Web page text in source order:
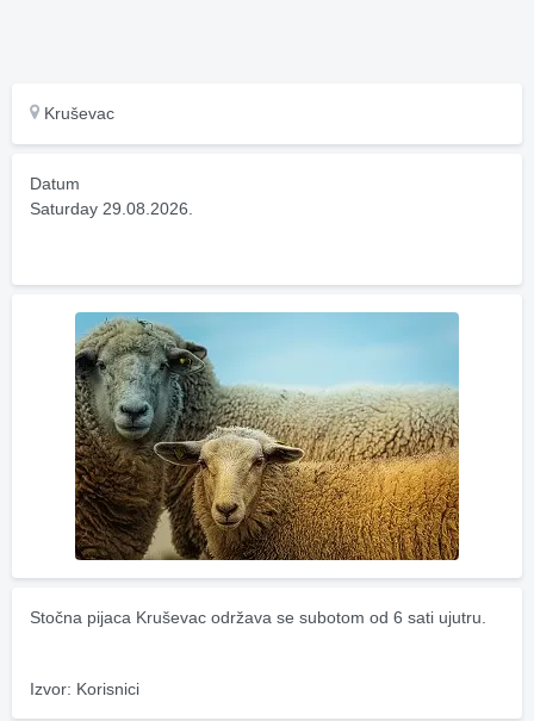
Kruševac
Datum
Saturday 29.08.2026.
Stočna pijaca Kruševac održava se subotom od 6 sati ujutru.
Izvor: Korisnici